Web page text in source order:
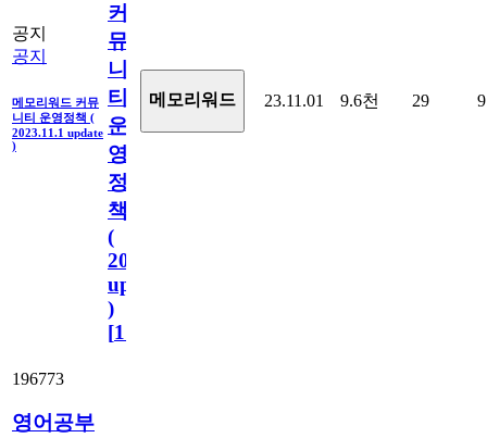
공지
공지
메모리워드 커뮤
니티 운영정책 (
2023.11.1 update
)
커
뮤
니
티
운
영
정
책
(
2023.11.1
update
)
[110
메모리워드 23.11.01 9.6천 29 9
196773
영어공부